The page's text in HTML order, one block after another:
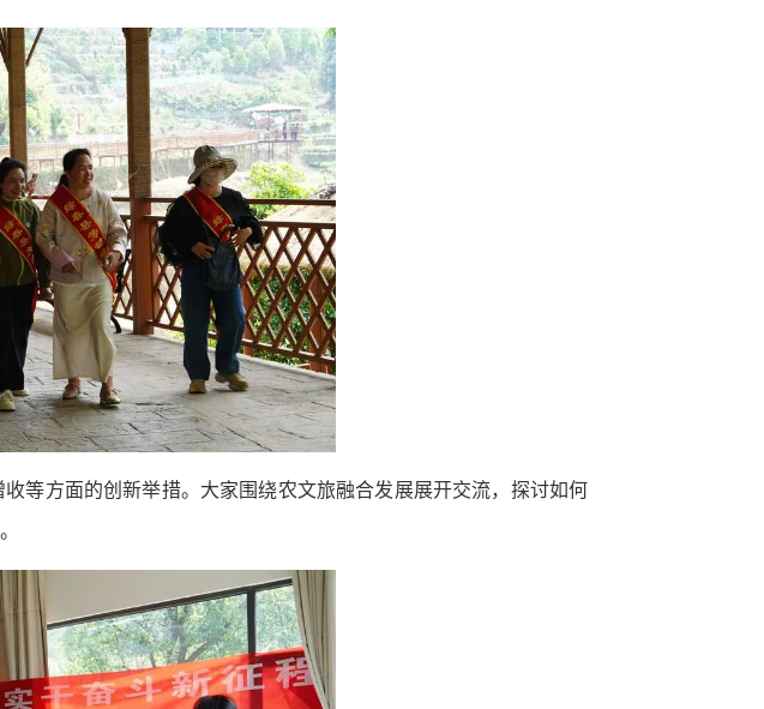
等方面的创新举措。大家围绕农文旅融合发展展开交流，探讨如何